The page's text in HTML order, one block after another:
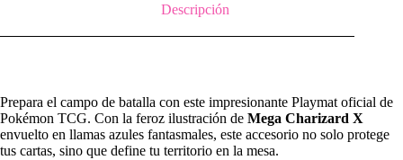
Descripción
Prepara el campo de batalla con este impresionante Playmat oficial de
Pokémon TCG. Con la feroz ilustración de Mega Charizard X
envuelto en llamas azules fantasmales, este accesorio no solo protege
tus cartas, sino que define tu territorio en la mesa.